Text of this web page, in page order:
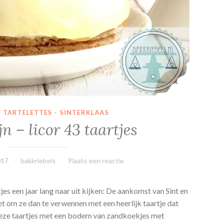
TARTELETTES · SINTERKLAAS
– licor 43 taartjes
bakkriebels Plaats een reactie
een jaar lang naar uit kijken: De aankomst van Sint en
om ze dan te verwennen met een heerlijk taartje dat
taartjes met een bodem van zandkoekjes met